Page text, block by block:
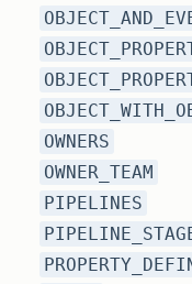
OWNERS
OWNER_TEAM
PIPELINES